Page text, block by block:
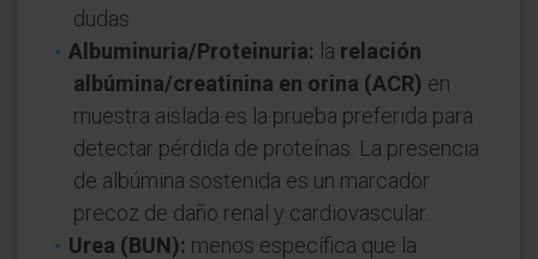
dudas.
Albuminuria/Proteinuria: la relación
albúmina/creatinina en orina (ACR) en
muestra aislada es la prueba preferida para
detectar pérdida de proteínas. La presencia
de albúmina sostenida es un marcador
precoz de daño renal y cardiovascular.
Urea (BUN): menos específica que la